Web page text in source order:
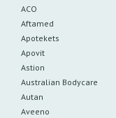
ACO
Aftamed
Apotekets
Apovit
Astion
Australian Bodycare
Autan
Aveeno